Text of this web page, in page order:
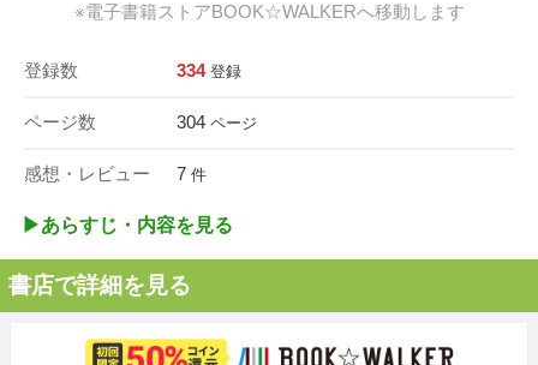
※電子書籍ストアBOOK☆WALKERへ移動します
登録数 334 登録
ページ数 304 ページ
感想・レビュー 7 件
▶︎あらすじ・内容を見る
書店で詳細を見る